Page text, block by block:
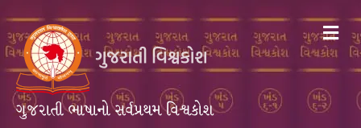
ગુજરાતી ભાષાનો સર્વપ્રથમ વિશ્વકોશ